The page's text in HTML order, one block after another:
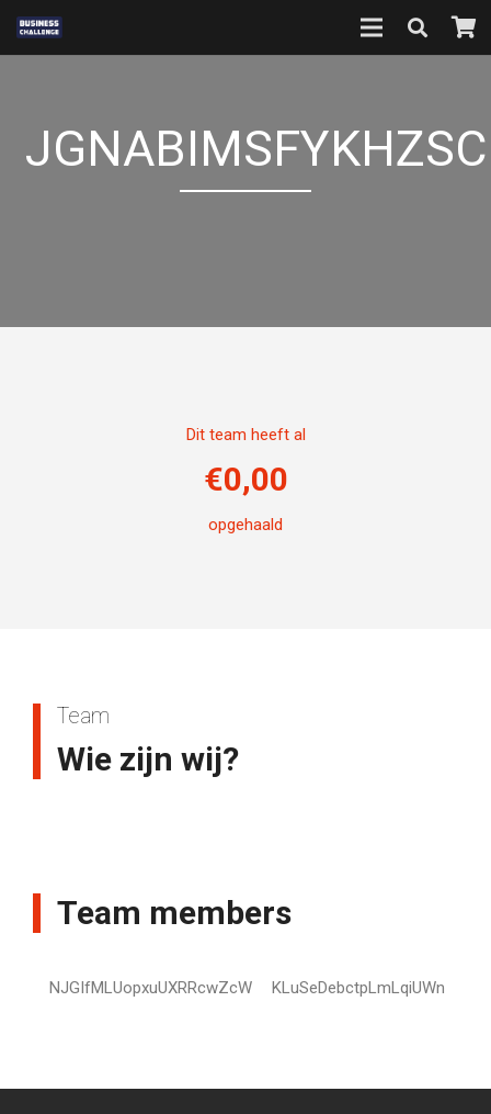
Dit team heeft al
€0,00
opgehaald
Team
Wie zijn wij?
Team members
NJGIfMLUopxuUXRRcwZcW KLuSeDebctpLmLqiUWn